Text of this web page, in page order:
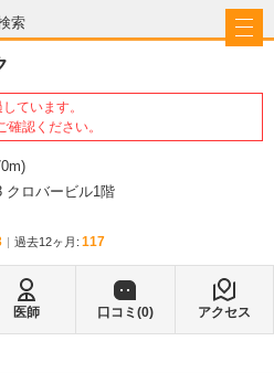
索
ています。
認ください。
)
クロバービル1階
過去12ヶ月: 117
医師 口コミ(0) アクセス